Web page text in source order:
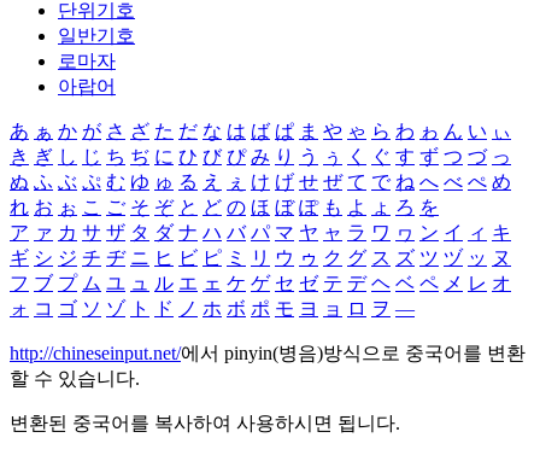
단위기호
일반기호
로마자
아랍어
あ ぁ か が さ ざ た だ な は ば ぱ ま や ゃ ら わ ゎ ん い ぃ
き ぎ し じ ち ぢ に ひ び ぴ み り う ぅ く ぐ す ず つ づ っ
ぬ ふ ぶ ぷ む ゆ ゅ る え ぇ け げ せ ぜ て で ね へ べ ぺ め
れ お ぉ こ ご そ ぞ と ど の ほ ぼ ぽ も よ ょ ろ を
ア ァ カ サ ザ タ ダ ナ ハ バ パ マ ヤ ャ ラ ワ ヮ ン イ ィ キ
ギ シ ジ チ ヂ ニ ヒ ビ ピ ミ リ ウ ゥ ク グ ス ズ ツ ヅ ッ ヌ
フ ブ プ ム ユ ュ ル エ ェ ケ ゲ セ ゼ テ デ ヘ ベ ペ メ レ オ
ォ コ ゴ ソ ゾ ト ド ノ ホ ボ ポ モ ヨ ョ ロ ヲ ―
http://chineseinput.net/에서 pinyin(병음)방식으로 중국어를 변환
할 수 있습니다.
변환된 중국어를 복사하여 사용하시면 됩니다.